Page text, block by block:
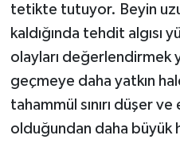
tetikte tutuyor. Beyin
kaldığında tehdit algısı
olayları değerlendirmek
geçmeye daha yatkın
tahammül sınırı düşer
olduğundan daha büyük